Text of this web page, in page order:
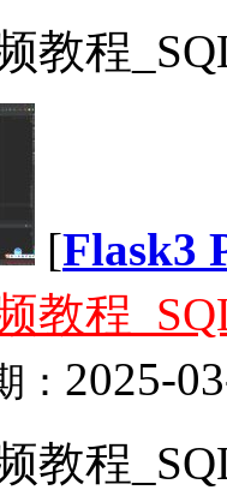
教程
[Flask3
教程
： 2025-
教程